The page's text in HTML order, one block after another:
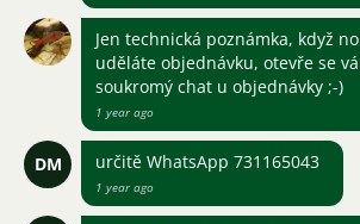
Jen technická poznámka, když
uděláte objednávku, otevře se
soukromý chat u objednávky ;-)
1 year ago
DM určitě WhatsApp 731165043
1 year ago